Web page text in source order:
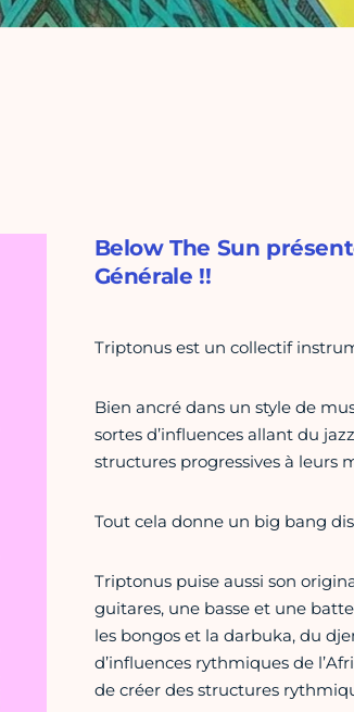
Below The Sun
Générale !!
Triptonus est un collectif
Bien ancré dans un style de
sortes d’influences allant du
structures progressives à leurs
Tout cela donne un big bang
Triptonus puise aussi son
guitares, une basse et une
les bongos et la darbuka, du
d’influences rythmiques de
de créer des structures